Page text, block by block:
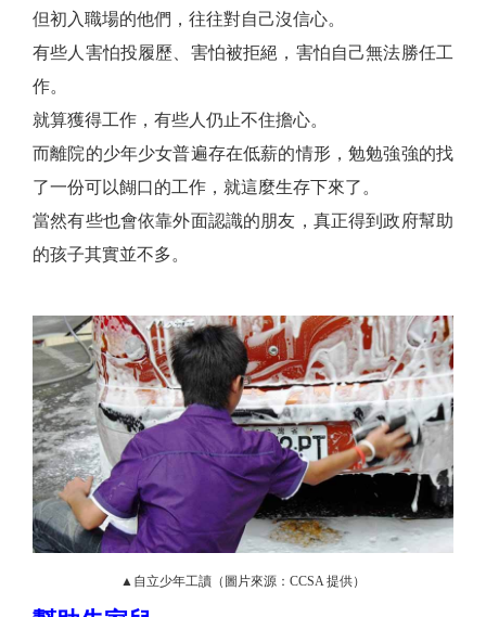
但初入職場的他們，往往對自己沒信心。
有些人害怕投履歷、害怕被拒絕，害怕自己無法勝任工
作。
就算獲得工作，有些人仍止不住擔心。
而離院的少年少女普遍存在低薪的情形，勉勉強強的找
了一份可以餬口的工作，就這麼生存下來了。
當然有些也會依靠外面認識的朋友，真正得到政府幫助
的孩子其實並不多。
▲自立少年工讀（圖片來源：CCSA 提供）